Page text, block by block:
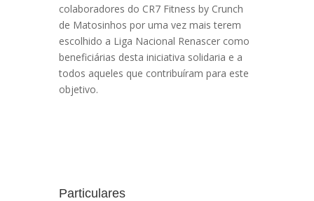
colaboradores do CR7 Fitness by Crunch
de Matosinhos por uma vez mais terem
escolhido a Liga Nacional Renascer como
beneficiárias desta iniciativa solidaria e a
todos aqueles que contribuíram para este
objetivo.
Particulares